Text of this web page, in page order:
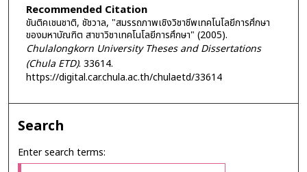
Recommended Citation
ขันติคเชนชาติ, ชัชวาล, "สมรรถภาพเชิงวิชาชีพเทคโนโลยีการศึกษา
ของมหาบัณฑิต สาขาวิชาเทคโนโลยีการศึกษา" (2005).
Chulalongkorn University Theses and Dissertations
(Chula ETD). 33614.
https://digital.car.chula.ac.th/chulaetd/33614
Search
Enter search terms: